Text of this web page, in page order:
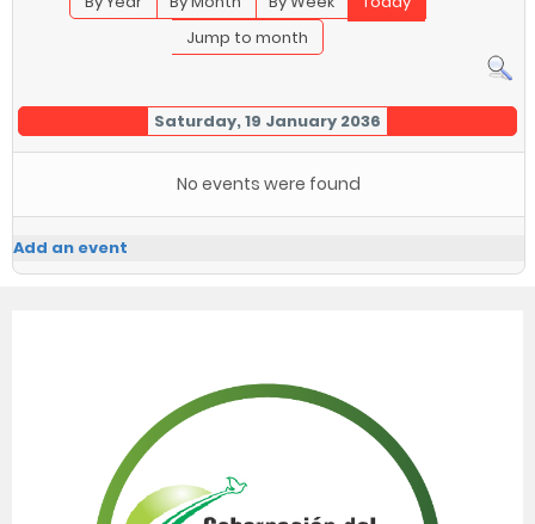
Jump to month
Saturday, 19 January 2036
No events were found
Add an event